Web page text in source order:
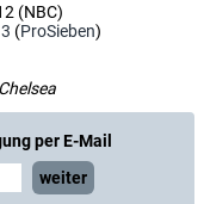
(NBC)
(ProSieben)
per E-Mail
weiter